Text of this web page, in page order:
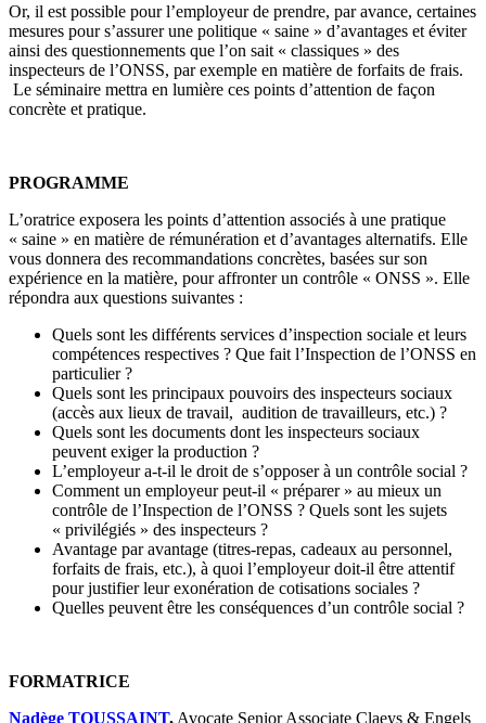
Or, il est possible pour l’employeur de prendre, par avance, certaines
mesures pour s’assurer une politique « saine » d’avantages et éviter
ainsi des questionnements que l’on sait « classiques » des
inspecteurs de l’ONSS, par exemple en matière de forfaits de frais.
Le séminaire mettra en lumière ces points d’attention de façon
concrète et pratique.
PROGRAMME
L’oratrice exposera les points d’attention associés à une pratique
« saine » en matière de rémunération et d’avantages alternatifs. Elle
vous donnera des recommandations concrètes, basées sur son
expérience en la matière, pour affronter un contrôle « ONSS ». Elle
répondra aux questions suivantes :
Quels sont les différents services d’inspection sociale et leurs
compétences respectives ? Que fait l’Inspection de l’ONSS en
particulier ?
Quels sont les principaux pouvoirs des inspecteurs sociaux
(accès aux lieux de travail, audition de travailleurs, etc.) ?
Quels sont les documents dont les inspecteurs sociaux
peuvent exiger la production ?
L’employeur a-t-il le droit de s’opposer à un contrôle social ?
Comment un employeur peut-il « préparer » au mieux un
contrôle de l’Inspection de l’ONSS ? Quels sont les sujets
« privilégiés » des inspecteurs ?
Avantage par avantage (titres-repas, cadeaux au personnel,
forfaits de frais, etc.), à quoi l’employeur doit-il être attentif
pour justifier leur exonération de cotisations sociales ?
Quelles peuvent être les conséquences d’un contrôle social ?
FORMATRICE
Nadège TOUSSAINT, Avocate Senior Associate Claeys & Engels